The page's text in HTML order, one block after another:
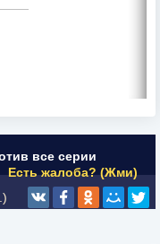
все серии
Есть жалоба? (Жми)